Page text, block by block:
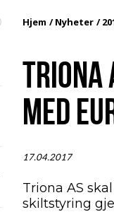
Hjem Nyheter
TRIONA
MED
17.04.2017
Triona AS
skiltstyring